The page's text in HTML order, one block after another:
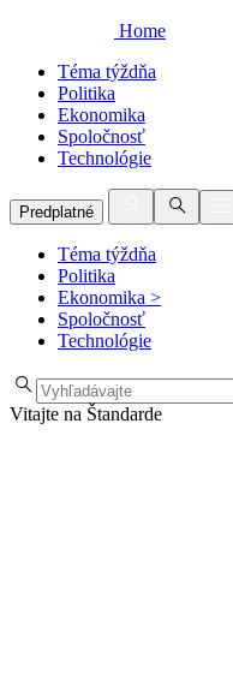
Home
Téma týždňa
Politika
Ekonomika
Spoločnosť
Technológie
Predplatné
Téma týždňa
Politika
Ekonomika >
Spoločnosť
Technológie
Vitajte na Štandarde